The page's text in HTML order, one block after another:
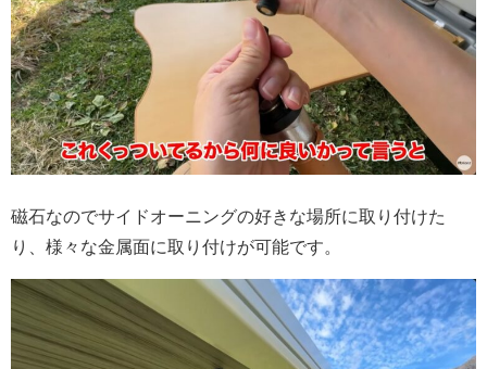
磁石なのでサイドオーニングの好きな場所に取り付けた
り、様々な金属面に取り付けが可能です。